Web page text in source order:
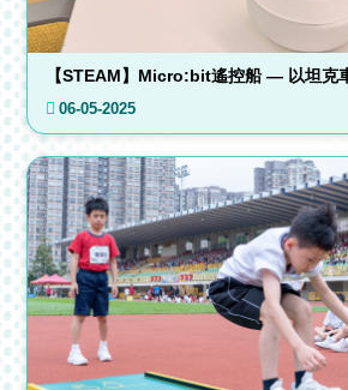
【STEAM】Micro:bit遙控船 — 以坦克
06-05-2025